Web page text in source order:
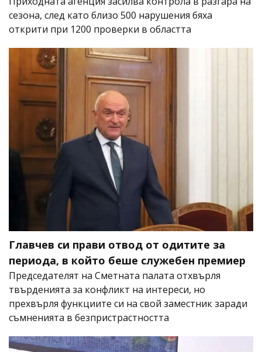
сезона, след като близо 500 нарушения бяха
открити при 1200 проверки в областта
Главчев си прави отвод от одитите за
периода, в който беше служебен премиер
Председателят на Сметната палата отхвърля
твърденията за конфликт на интереси, но
прехвърля функциите си на свой заместник заради
съмненията в безпристрастността